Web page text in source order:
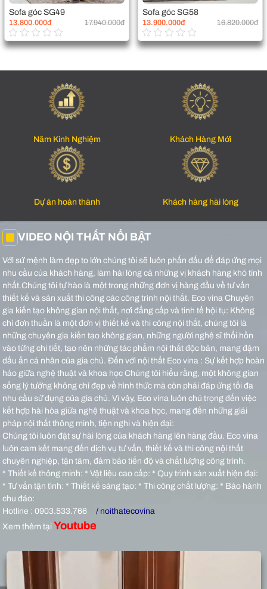
Sofa góc SG49
13.800.000đ 17.940.000đ
Sofa góc SG58
13.900.000đ 16.820.000đ
Năm Kinh Nghiệm Khách Hàng Mới
Dự án hoàn thành Khách hàng hài lòng
VIDEO NỘI THẤT NỔI BẬT
Với sứ mệnh làm đẹp to lớn chúng tôi sẽ luôn phấn đấu để đáp ứng mọi
nhu cầu của khách hàng, làm hài lòng cả những vị khách hàng khó tính
nhất.Chúng tôi tự hào là một trong những đơn vị hàng đầu về tư vấn
thiết kế và sản xuất thi công các công trình nội thất. Eco vina Chuyên
gia kiến tạo không gian nội thất, nơi đẳng cấp và tinh tế hội tụ: Không
chỉ đơn thuần là một đơn vị thiết kế và thi công nội thất, chúng tôi là
những chuyên gia kiến tạo không gian, những người nghệ sĩ thổi hồn
vào từng chi tiết, tạo nên những tác phẩm nội thất độc bản, mang đậm
dấu ấn cá nhân của gia chủ. Đến với nội thất Eco vina : Sự kết hợp hoàn
hảo giữa nghệ thuật và khoa học Chúng tôi hiểu rằng, một không gian
sống lý tưởng không chỉ đẹp về hình thức mà còn phải đáp ứng tối đa
nhu cầu sử dụng của gia chủ. Vì vậy, Eco vina luôn chú trọng đến việc
kết hợp hài hòa giữa nghệ thuật và khoa học, mang đến những giải
pháp nội thất thông minh, tiện nghi và hiện đại:
Chúng tôi luôn đặt sự hài lòng của khách hàng lên hàng đầu. Eco vina
luôn cam kết mang đến dịch vụ tư vấn, thiết kế và thi công nội thất
chuyên nghiệp, tận tâm, đảm bảo tiến độ và chất lượng công trình.
* Thiết kế thông minh: * Vật liệu cao cấp: * Quy trình sản xuất hiện đại:
* Tư vấn tận tình: * Thiết kế sáng tạo: * Thi công chất lượng: * Bảo hành
chu đáo:
Hotline : 0903.533.766
/ noithatecovina
Xem thêm tại Youtube